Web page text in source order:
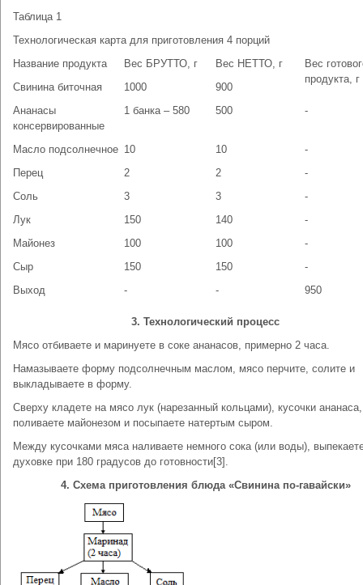
Таблица 1
Технологическая карта для приготовления 4 порций
Название продукта
Вес БРУТТО, г Вес НЕТТО, г
Вес
продукта, г
Свинина биточная 1000
900
Ананасы
консервированные
1 банка – 580 500 -
Масло подсолнечное 10 10
-
Перец
2 2
-
Соль
3 3
-
Лук
150 140
-
Майонез
100 100
-
Сыр
150 150
-
Выход
- - 950
3. Технологический процесс
Мясо отбиваете и маринуете в соке ананасов, примерно 2 часа.
Намазываете форму подсолнечным маслом, мясо перчите, солите и
выкладываете в форму.
Сверху кладете на мясо лук (нарезанный кольцами), кусочки ананаса,
поливаете майонезом и посыпаете натертым сыром.
Между кусочками мяса наливаете немного сока (или воды),
духовке при 180 градусов до готовности[3].
4. Схема приготовления блюда «Свинина по-гавайски»